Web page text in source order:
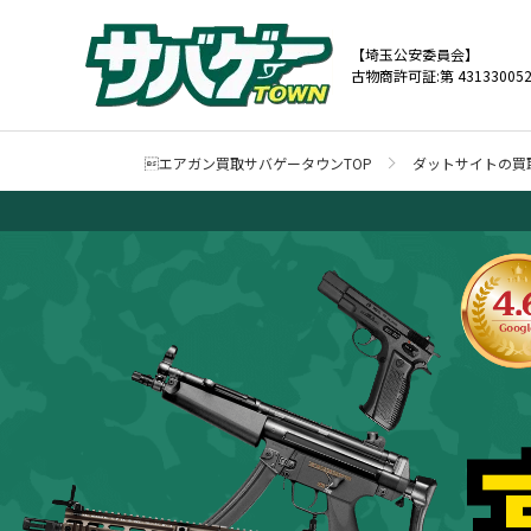
【埼玉公安委員会】
古物商許可証:第
エアガン買取サバゲータウンTOP ダットサイトの買